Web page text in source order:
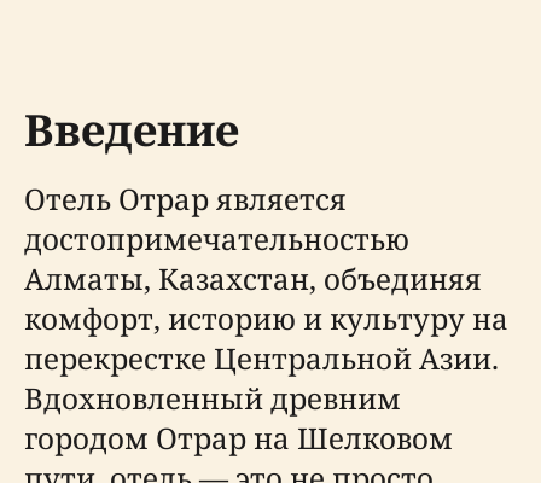
Введение
Отель Отрар является
достопримечательностью
Алматы, Казахстан, объединяя
комфорт, историю и культуру на
перекрестке Центральной Азии.
Вдохновленный древним
городом Отрар на Шелковом